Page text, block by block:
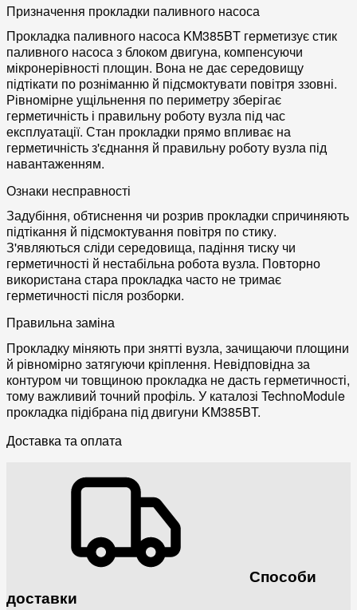
Призначення прокладки паливного насоса
Прокладка паливного насоса KM385BT герметизує стик
паливного насоса з блоком двигуна, компенсуючи
мікронерівності площин. Вона не дає середовищу
підтікати по розніманню й підсмоктувати повітря ззовні.
Рівномірне ущільнення по периметру зберігає
герметичність і правильну роботу вузла під час
експлуатації. Стан прокладки прямо впливає на
герметичність з'єднання й правильну роботу вузла під
навантаженням.
Ознаки несправності
Задубіння, обтиснення чи розрив прокладки спричиняють
підтікання й підсмоктування повітря по стику.
З'являються сліди середовища, падіння тиску чи
герметичності й нестабільна робота вузла. Повторно
використана стара прокладка часто не тримає
герметичності після розборки.
Правильна заміна
Прокладку міняють при знятті вузла, зачищаючи площини
й рівномірно затягуючи кріплення. Невідповідна за
контуром чи товщиною прокладка не дасть герметичності,
тому важливий точний профіль. У каталозі TechnoModule
прокладка підібрана під двигуни KM385BT.
Доставка та оплата
Способи
доставки